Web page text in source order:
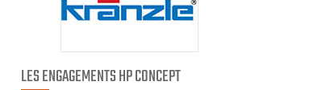
LES ENGAGEMENTS HP CONCEPT